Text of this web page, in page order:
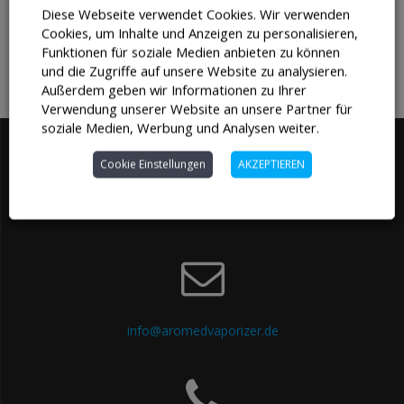
enthalten. Bitte überprüfe deinen
Warenkorb
info@aromedvaporizer.de
Diese Webseite verwendet Cookies. Wir verwenden
Cookies, um Inhalte und Anzeigen zu personalisieren,
Funktionen für soziale Medien anbieten zu können
und die Zugriffe auf unsere Website zu analysieren.
Außerdem geben wir Informationen zu Ihrer
Verwendung unserer Website an unsere Partner für
soziale Medien, Werbung und Analysen weiter.
Cookie Einstellungen AKZEPTIEREN